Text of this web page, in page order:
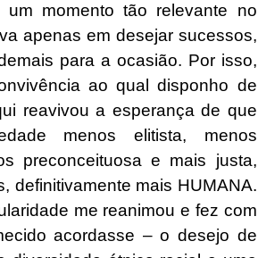
momento tão relevante no
apenas em desejar sucessos,
para a ocasião. Por isso,
ao qual disponho de
reavivou a esperança de que
menos elitista, menos
preconceituosa e mais justa,
definitivamente mais HUMANA.
me reanimou e fez com
acordasse – o desejo de